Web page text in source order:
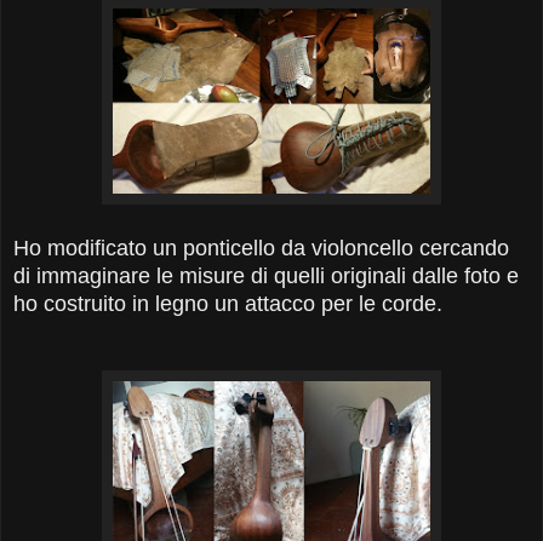
Ho modificato un ponticello da violoncello cercando
di immaginare le misure di quelli originali dalle foto e
ho costruito in legno un attacco per le corde.